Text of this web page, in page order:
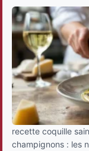
recette coquille
champignons : les